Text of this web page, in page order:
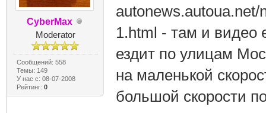
CyberMax
Moderator
Сообщений: 558
Темы: 149
У нас с: 08-07-2008
Рейтинг: 0
1.html - там и видео
ездит по улицам
на маленькой
большой скорости